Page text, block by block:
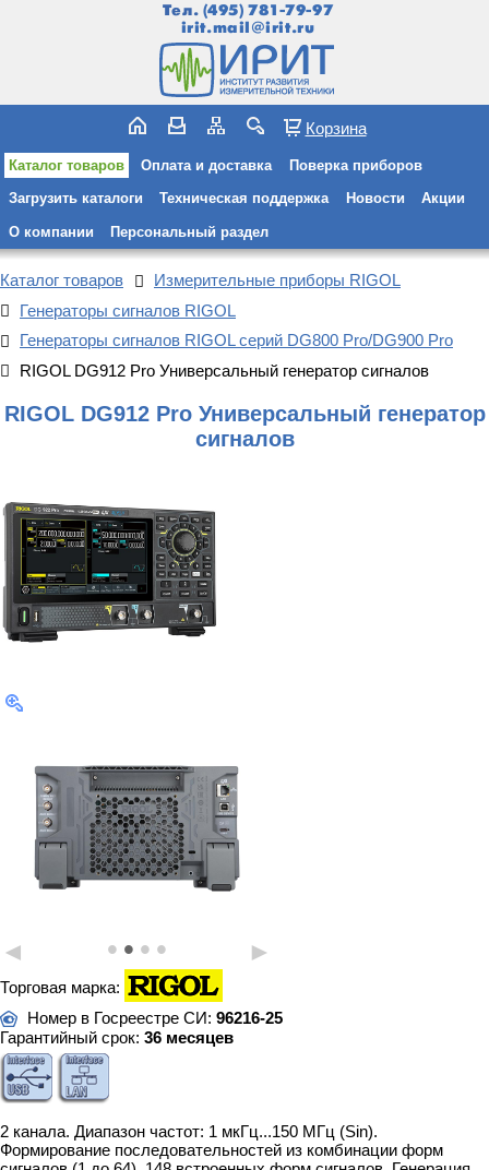
Тел. (495) 781-79-97
irit.mail@irit.ru
Корзина
Каталог товаров Оплата и доставка Поверка приборов
Загрузить каталоги Техническая поддержка Новости Акции
О компании Персональный раздел
Каталог товаров
Измерительные приборы RIGOL
Генераторы сигналов RIGOL
Генераторы сигналов RIGOL серий DG800 Pro/DG900 Pro
RIGOL DG912 Pro Универсальный генератор сигналов
RIGOL DG912 Pro Универсальный генератор
сигналов
• • • •
◄ ►
Торговая марка:
Номер в Госреестре СИ: 96216-25
Гарантийный срок: 36 месяцев
2 канала. Диапазон частот: 1 мкГц...150 МГц (Sin).
Формирование последовательностей из комбинации форм